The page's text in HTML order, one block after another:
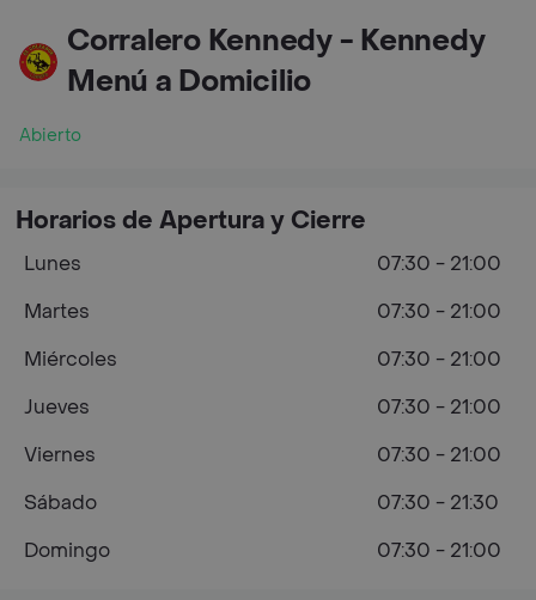
Corralero Kennedy - Kennedy
Menú a Domicilio
Abierto
Horarios de Apertura y Cierre
Lunes
07:30 - 21:00
Martes
07:30 - 21:00
Miércoles
07:30 - 21:00
Jueves
07:30 - 21:00
Viernes
07:30 - 21:00
Sábado
07:30 - 21:30
Domingo
07:30 - 21:00